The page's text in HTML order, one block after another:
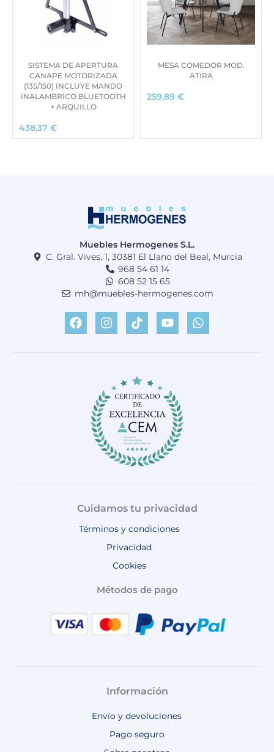
SISTEMA DE APERTURA
CANAPE MOTORIZADA
(135/150) INCLUYE MANDO
INALAMBRICO BLUETOOTH
+ ARQUILLO
438,37 €
MESA COMEDOR MOD.
ATIRA
259,89 €
Muebles Hermogenes S.L.
C. Gral. Vives, 1, 30381 El Llano del Beal, Murcia
968 54 61 14
608 52 15 65
mh@muebles-hermogenes.com
F
a
c
I
n
s
a
m
T
i
k
Y
o
u
W
h
a
Cuidamos tu privacidad
Términos y condiciones
Privacidad
Cookies
Métodos de pago
Información
Envío y devoluciones
Pago seguro